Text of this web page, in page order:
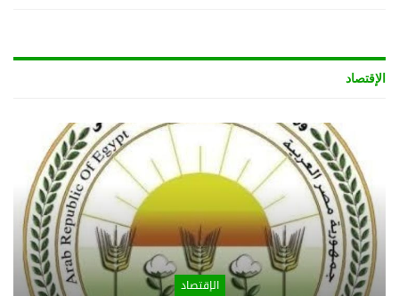
الإقتصاد
الإقتصاد